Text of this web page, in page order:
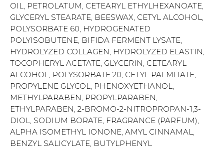
OIL, PETROLATUM, CETEARYL ETHYLHEXANOATE,
GLYCERYL STEARATE, BEESWAX, CETYL ALCOHOL,
POLYSORBATE 60, HYDROGENATED
POLYISOBUTENE, BIFIDA FERMENT LYSATE,
HYDROLYZED COLLAGEN, HYDROLYZED ELASTIN,
TOCOPHERYL ACETATE, GLYCERIN, CETEARYL
ALCOHOL, POLYSORBATE 20, CETYL PALMITATE,
PROPYLENE GLYCOL, PHENOXYETHANOL,
METHYLPARABEN, PROPYLPARABEN,
ETHYLPARABEN, 2-BROMO-2-NITROPROPAN-1,3-
DIOL, SODIUM BORATE, FRAGRANCE (PARFUM),
ALPHA ISOMETHYL IONONE, AMYL CINNAMAL,
BENZYL SALICYLATE, BUTYLPHENYL